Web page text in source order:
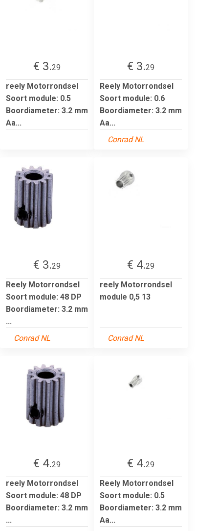
€ 3.29
reely Motorrondsel
Soort module: 0.5
Boordiameter: 3.2 mm
Aa...
€ 3.29
Reely Motorrondsel
Soort module: 0.6
Boordiameter: 3.2 mm
Aa...
Conrad NL
€ 3.29
Reely Motorrondsel
Soort module: 48 DP
Boordiameter: 3.2 mm
...
Conrad NL
€ 4.29
reely Motorrondsel
module 0,5 13
Conrad NL
€ 4.29
reely Motorrondsel
Soort module: 48 DP
Boordiameter: 3.2 mm
...
€ 4.29
Reely Motorrondsel
Soort module: 0.5
Boordiameter: 3.2 mm
Aa...